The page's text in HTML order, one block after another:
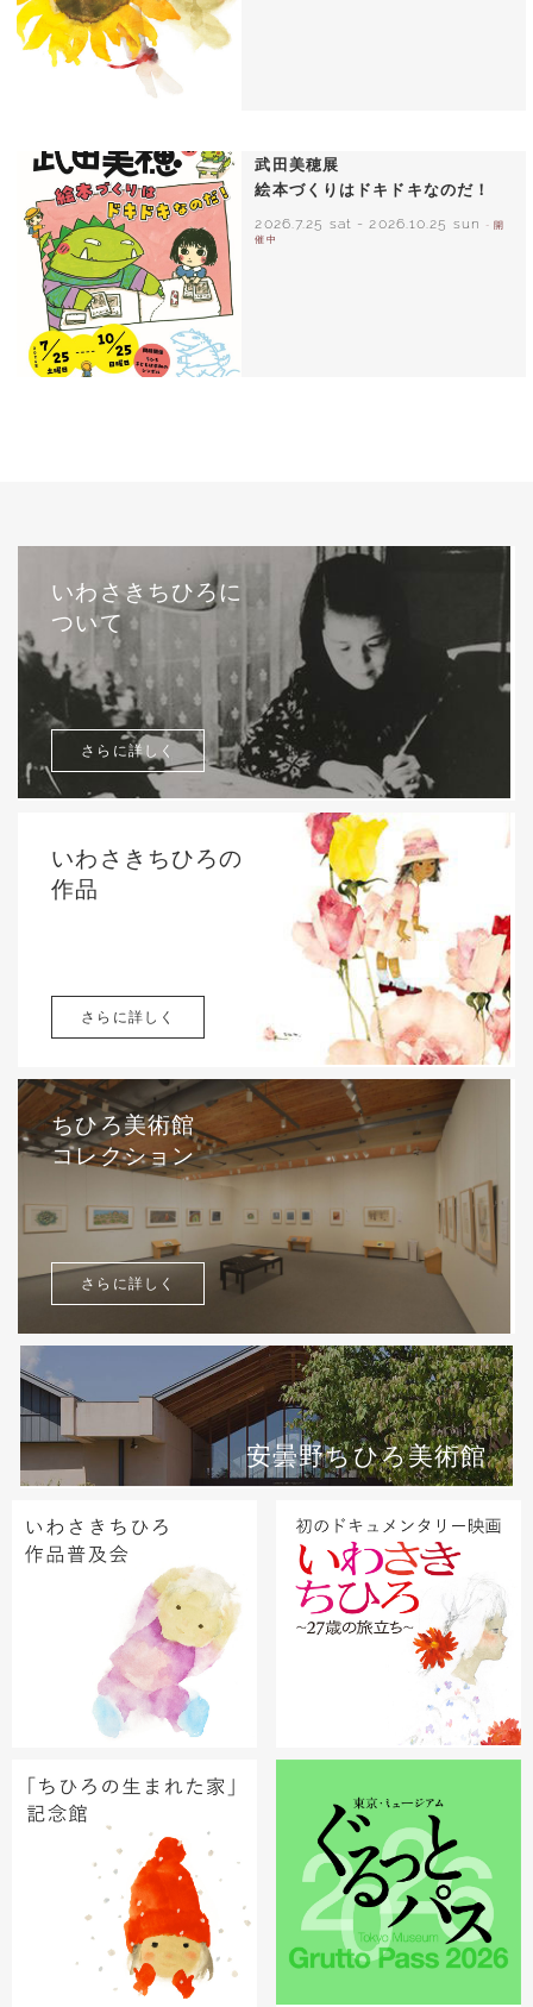
武田美穂展
絵本づくりはドキドキなのだ！
2026.7.25 sat -2026.10.25 sun
- 開
催中
いわさきちひろに
ついて
さらに詳しく
いわさきちひろの
作品
さらに詳しく
ちひろ美術館
コレクション
さらに詳しく
安曇野ちひろ美術館